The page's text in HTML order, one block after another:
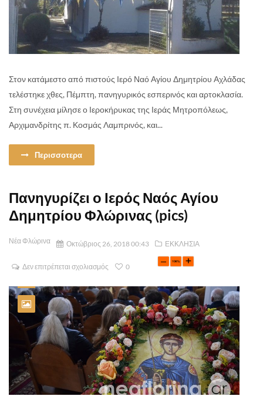
Στον κατάμεστο από πιστούς Ιερό Ναό Αγίου Δημητρίου Αχλάδας
τελέστηκε χθες, Πέμπτη, πανηγυρικός εσπερινός και αρτοκλασία.
Στη συνέχεια μίλησε ο Ιεροκήρυκας της Ιεράς Μητροπόλεως,
Αρχιμανδρίτης π. Κοσμάς Λαμπρινός, και...
Περισσοτερα
Πανηγυρίζει ο Ιερός Ναός Αγίου
Δημητρίου Φλώρινας (pics)
Νέα Φλώρινα Οκτώβριος 26, 2018 00:43 ΕΚΚΛΗΣΙΑ
Δεν επιτρέπεται σχολιασμός 0